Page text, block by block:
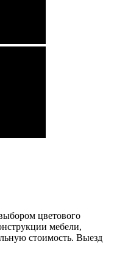
цветового
мебели,
стоимость. Выезд